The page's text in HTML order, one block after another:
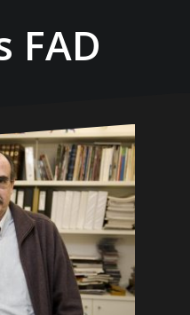
FAD